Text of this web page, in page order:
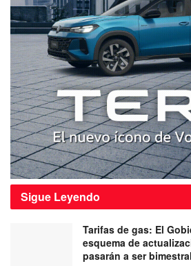
Sigue Leyendo
Tarifas de gas: El
esquema de
pasarán a ser